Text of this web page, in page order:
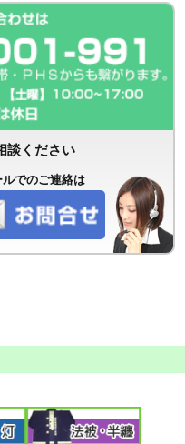
談ください
ルでのご連絡は